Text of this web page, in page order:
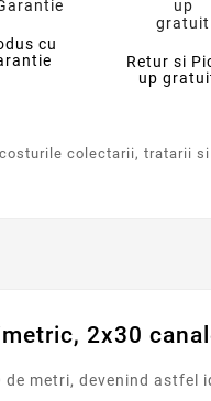
cu
Retur si
up
colectarii, tratarii si
2x30
metri, devenind astfel